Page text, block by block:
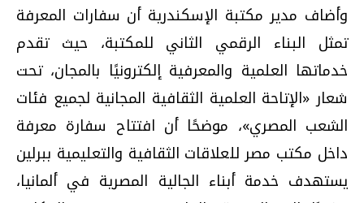
وأضاف مدير مكتبة الإسكندرية أن سفارات المعرفة
تمثل البناء الرقمي الثاني للمكتبة، حيث تقدم
خدماتها العلمية والمعرفية إلكترونيًا بالمجان، تحت
شعار «الإتاحة العلمية الثقافية المجانية لجميع فئات
الشعب المصري»، موضحًا أن افتتاح سفارة معرفة
داخل مكتب مصر للعلاقات الثقافية والتعليمية ببرلين
يستهدف خدمة أبناء الجالية المصرية في ألمانيا،